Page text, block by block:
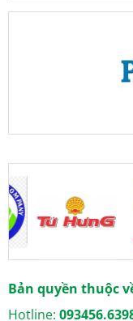
Bản quyền thuộc
Hotline: